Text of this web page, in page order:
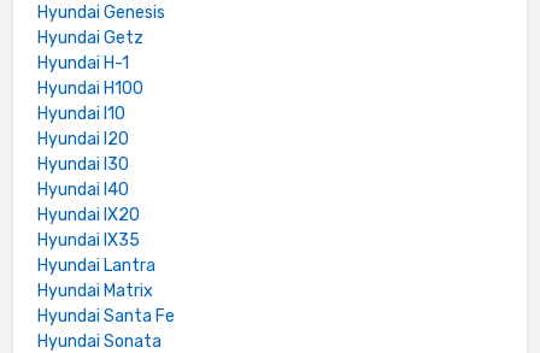
Hyundai Genesis
Hyundai Getz
Hyundai H-1
Hyundai H100
Hyundai I10
Hyundai I20
Hyundai I30
Hyundai I40
Hyundai IX20
Hyundai IX35
Hyundai Lantra
Hyundai Matrix
Hyundai Santa Fe
Hyundai Sonata